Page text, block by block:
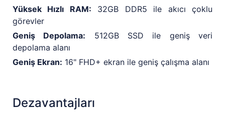
Yüksek Hızlı RAM: 32GB DDR5 ile akıcı çoklu
görevler
Geniş Depolama: 512GB SSD ile geniş veri
depolama alanı
Geniş Ekran: 16" FHD+ ekran ile geniş çalışma alanı
Dezavantajları